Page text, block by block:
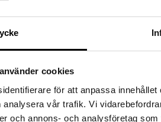
cookies
för att anpassa
vår trafik. Vi
och annons- och analysföretag
I KARLSTAD
om du står inför tillväxt,
eller en fast rekrytering.